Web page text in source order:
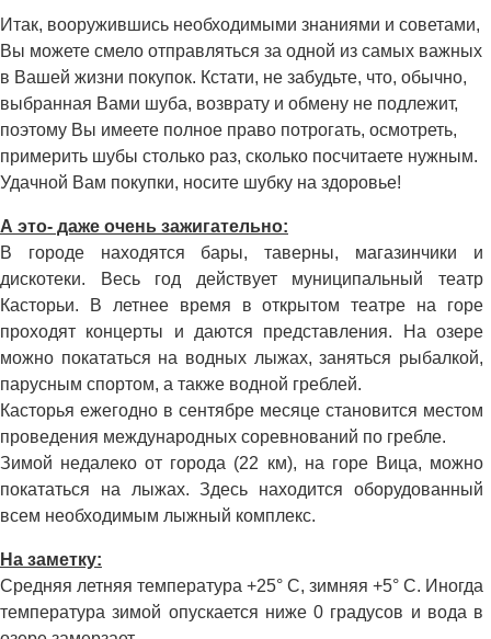
Итак, вооружившись необходимыми знаниями и советами,
Вы можете смело отправляться за одной из самых важных
в Вашей жизни покупок. Кстати, не забудьте, что, обычно,
выбранная Вами шуба, возврату и обмену не подлежит,
поэтому Вы имеете полное право потрогать, осмотреть,
примерить шубы столько раз, сколько посчитаете нужным.
Удачной Вам покупки, носите шубку на здоровье!
А это- даже очень зажигательно:
В городе находятся бары, таверны, магазинчики и
дискотеки. Весь год действует муниципальный театр
Касторьи. В летнее время в открытом театре на горе
проходят концерты и даются представления. На озере
можно покататься на водных лыжах, заняться рыбалкой,
парусным спортом, а также водной греблей.
Касторья ежегодно в сентябре месяце становится местом
проведения международных соревнований по гребле.
Зимой недалеко от города (22 км), на горе Вица, можно
покататься на лыжах. Здесь находится оборудованный
всем необходимым лыжный комплекс.
На заметку:
Средняя летняя температура +25° С, зимняя +5° С. Иногда
температура зимой опускается ниже 0 градусов и вода в